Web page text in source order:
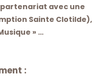
avec une
Sainte Clotilde),
» …
: